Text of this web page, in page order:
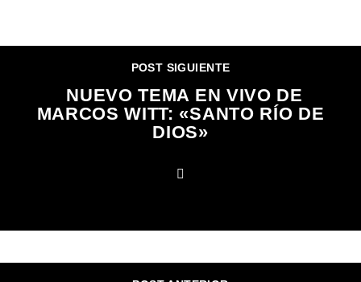
POST SIGUIENTE
NUEVO TEMA EN VIVO DE
MARCOS WITT: «SANTO RÍO DE
DIOS»